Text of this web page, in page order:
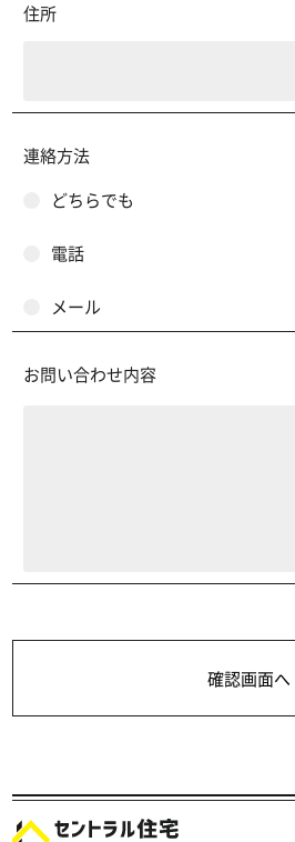
住所
連絡方法
どちらでも
電話
メール
お問い合わせ内容